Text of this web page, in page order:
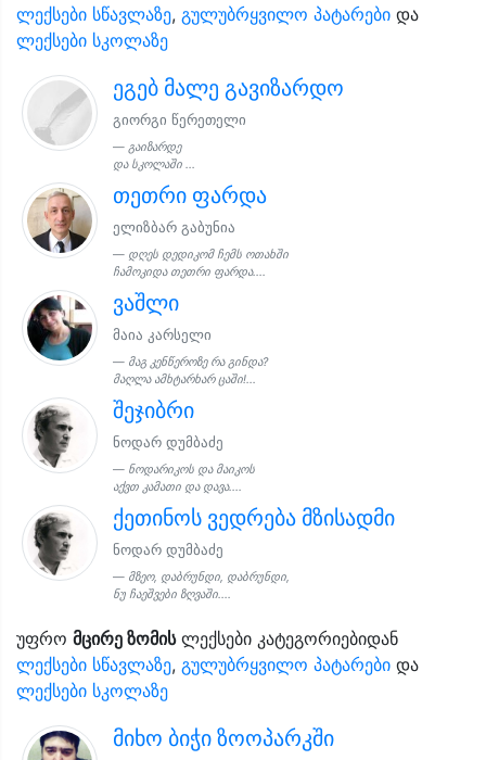
ლექსები სწავლაზე, გულუბრყვილო პატარები და
ლექსები სკოლაზე
ეგებ მალე გავიზარდო
გიორგი წერეთელი
გაიზარდე
და სკოლაში ...
თეთრი ფარდა
ელიზბარ გაბუნია
დღეს დედიკომ ჩემს ოთახში
ჩამოკიდა თეთრი ფარდა....
ვაშლი
მაია კარსელი
მაგ კენწეროზე რა გინდა?
მაღლა ამხტარხარ ცაში!...
შეჯიბრი
ნოდარ დუმბაძე
ნოდარიკოს და მაიკოს
აქვთ კამათი და დავა....
ქეთინოს ვედრება მზისადმი
ნოდარ დუმბაძე
მზეო, დაბრუნდი, დაბრუნდი,
ნუ ჩაეშვები ზღვაში....
უფრო მცირე ზომისლექსები კატეგორიებიდან
ლექსები სწავლაზე, გულუბრყვილო პატარები და
ლექსები სკოლაზე
მიხო ბიჭი ზოოპარკში